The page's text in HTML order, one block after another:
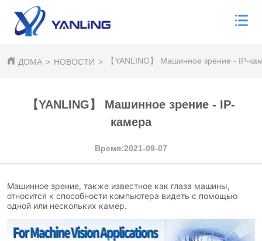
ДОМА > НОВОСТИ > 【YANLING】 Машинное зрение - IP-
【YANLING】 Машинное зрение - IP-
камера
Время:2021-09-07